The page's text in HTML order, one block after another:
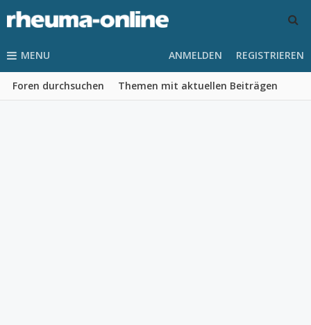
MENU
Foren durchsuchen Themen mit aktuellen Beiträgen
ANMELDEN REGISTRIEREN